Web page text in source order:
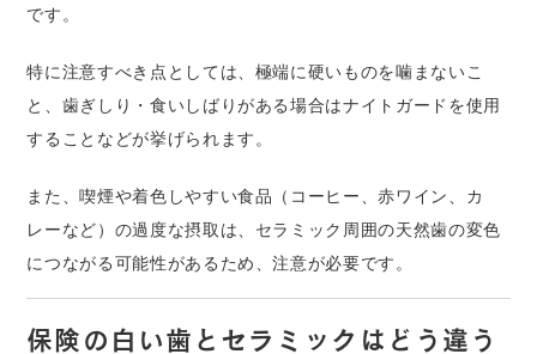
です。
特に注意すべき点としては、極端に硬いものを噛まないこ
と、歯ぎしり・食いしばりがある場合はナイトガードを使用
することなどが挙げられます。
また、喫煙や着色しやすい食品（コーヒー、赤ワイン、カ
レーなど）の過度な摂取は、セラミック周囲の天然歯の変色
につながる可能性があるため、注意が必要です。
保険の白い歯とセラミックはどう違う